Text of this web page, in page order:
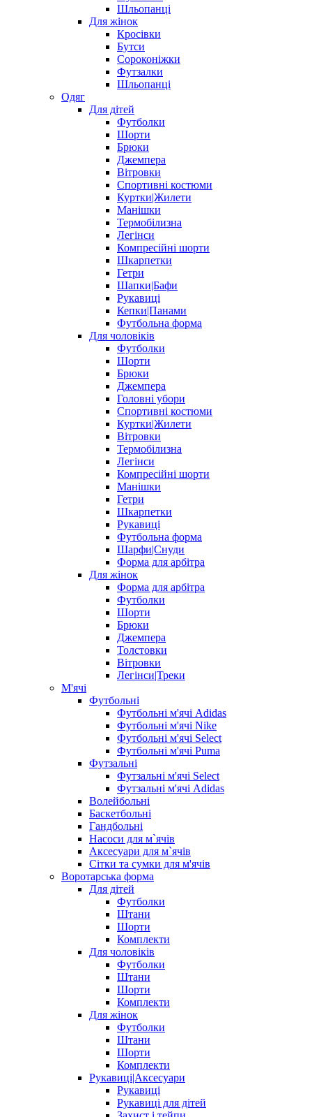
Шльопанці
Для жінок
Кросівки
Бутси
Сороконіжки
Футзалки
Шльопанці
Одяг
Для дітей
Футболки
Шорти
Брюки
Джемпера
Вітровки
Спортивні костюми
Куртки|Жилети
Манішки
Термобілизна
Легінси
Компресійні шорти
Шкарпетки
Гетри
Шапки|Бафи
Рукавиці
Кепки|Панами
Футбольна форма
Для чоловіків
Футболки
Шорти
Брюки
Джемпера
Головні убори
Спортивні костюми
Куртки|Жилети
Вітровки
Термобілизна
Легінси
Компресійні шорти
Манішки
Гетри
Шкарпетки
Рукавиці
Футбольна форма
Шарфи|Снуди
Форма для арбітра
Для жінок
Форма для арбітра
Футболки
Шорти
Брюки
Джемпера
Толстовки
Вітровки
Легінси|Треки
М'ячі
Футбольні
Футбольні м'ячі Adidas
Футбольні м'ячі Nike
Футбольні м'ячі Select
Футбольні м'ячі Puma
Футзальні
Футзальні м'ячі Select
Футзальні м'ячі Adidas
Волейбольні
Баскетбольні
Гандбольні
Насоси для м`ячів
Аксесуари для м`ячів
Сітки та сумки для м'ячів
Воротарська форма
Для дітей
Футболки
Штани
Шорти
Комплекти
Для чоловіків
Футболки
Штани
Шорти
Комплекти
Для жінок
Футболки
Штани
Шорти
Комплекти
Рукавиці|Аксесуари
Рукавиці
Рукавиці для дітей